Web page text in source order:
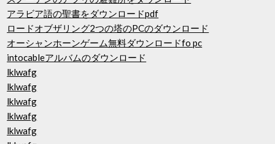
アラビア語の聖書をダウンロードpdf
ロードオブザリング2つの塔のPCのダウンロード
オーシャンホーンゲーム無料ダウンロードfo pc
intocableアルバムのダウンロード
lklwafg
lklwafg
lklwafg
lklwafg
lklwafg